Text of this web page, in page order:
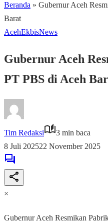
Beranda » Gubernur Aceh
Barat
AcehEkbisNews
Gubernur Aceh
PT PBS di Aceh
Tim Redaksi
3 min baca
8 Juli 202522 November 2025
×
Gubernur Aceh Resmikan